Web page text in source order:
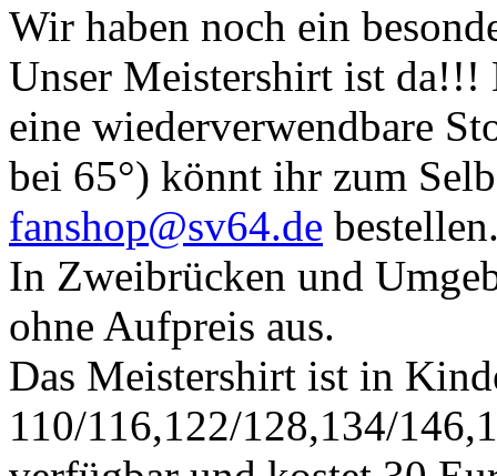
Wir haben noch ein
Unser Meistershirt ist da!!!
eine wiederverwendbare
bei 65°) könnt ihr zum
fanshop@sv64.de
In Zweibrücken und
ohne Aufpreis aus.
Das Meistershirt ist in
110/116,122/128,134/